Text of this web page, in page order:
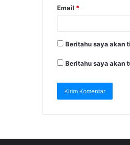
Email *
Beritahu saya akan
Beritahu saya akan